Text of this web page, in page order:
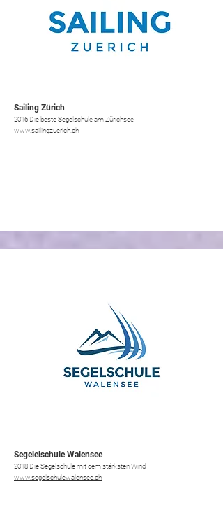
Sailing Zürich
2016 Die beste Segelschule am Zürichsee
www.sailingzuerich.ch
Segelelschule Walensee
2018 Die Segelschule mit dem stärksten Wind
www.segelschulewalensee.ch